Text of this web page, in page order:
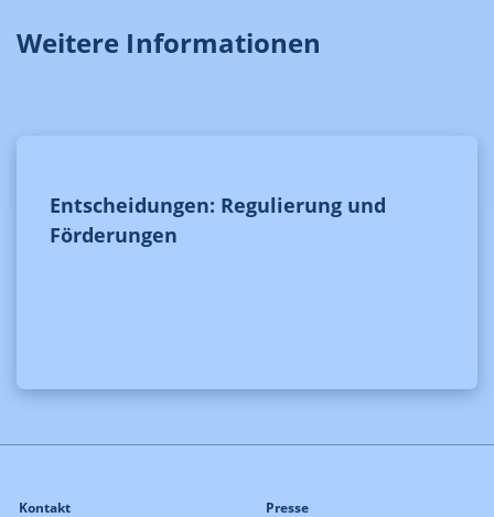
Weitere Informationen
Entscheidungen: Regulierung und
Förderungen
Kontakt
Presse